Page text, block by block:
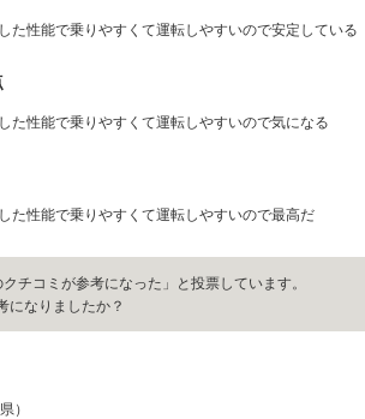
た性能で乗りやすくて運転しやすいので安定している
た性能で乗りやすくて運転しやすいので気になる
た性能で乗りやすくて運転しやすいので最高だ
チコミが参考になった」と投票しています。
になりましたか？
）